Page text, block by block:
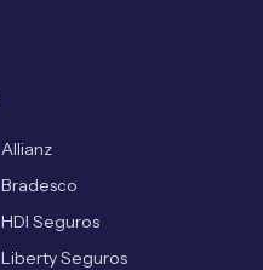
Allianz
Bradesco
HDI Seguros
Liberty Seguros